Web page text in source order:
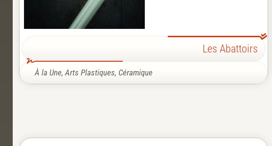
Les Abattoirs
À la Une, Arts Plastiques, Céramique